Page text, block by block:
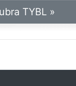
TYBL »